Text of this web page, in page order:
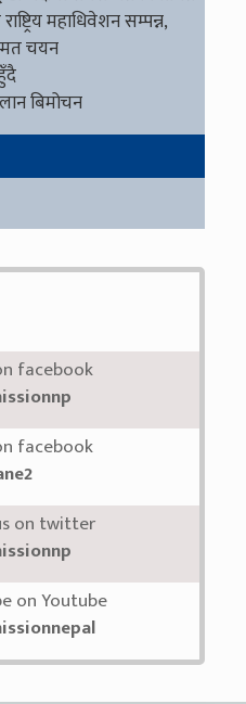
महाधिवेशन सम्पन्न,
चयन
बिमोचन
facebook
facebook
on twitter
on Youtube